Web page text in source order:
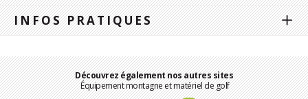
INFOS PRATIQUES
Découvrez également nos autres sites
Équipement montagne et matériel de golf